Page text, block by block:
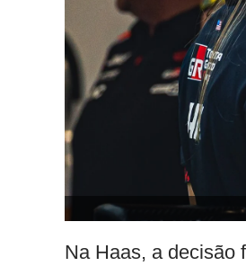
Na Haas, a decisão